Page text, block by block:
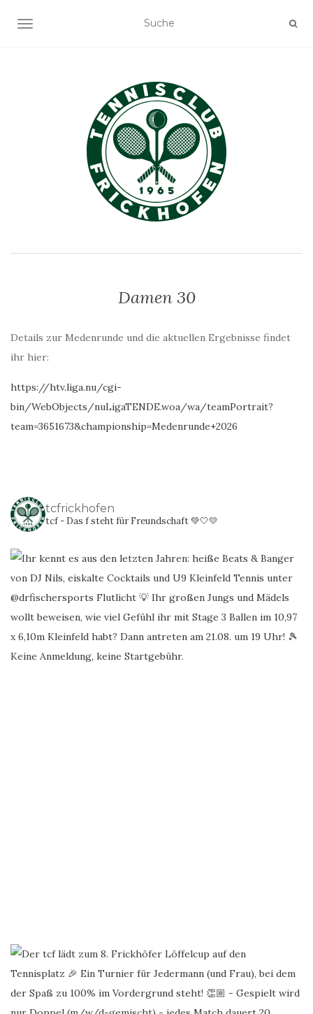
NAVIGATION EIN-/AUSSCHALTEN
Damen 30
Details zur Medenrunde und die aktuellen Ergebnisse findet
ihr hier:
https://htv.liga.nu/cgi-
bin/WebObjects/nuLigaTENDE.woa/wa/teamPortrait?
team=3651673&championship=Medenrunde+2026
tcfrickhofen
tcf - Das f steht für Freundschaft 💚🤍💛